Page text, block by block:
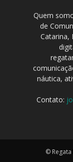
Quem
de
Catarina,
náutica,
Contato:
©